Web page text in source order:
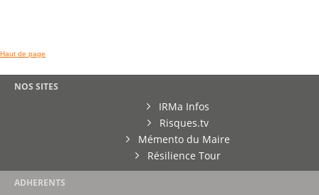
Haut de page
NOS SITES
IRMa Infos
Risques.tv
Mémento du Maire
Résilience Tour
ADHERENTS